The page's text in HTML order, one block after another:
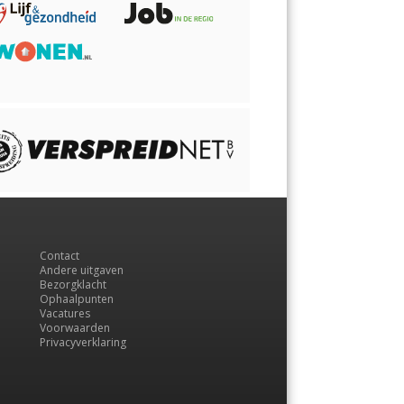
Contact
Andere uitgaven
Bezorgklacht
Ophaalpunten
Vacatures
Voorwaarden
Privacyverklaring